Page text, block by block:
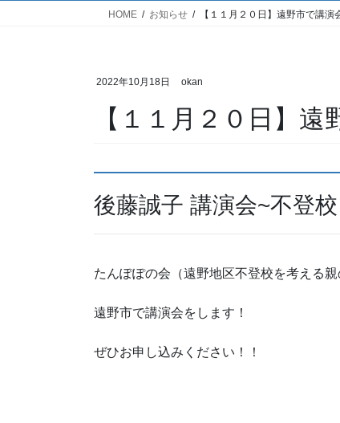
HOME お知らせ 【１１月２０日】遠野市で講演
2022年10月18日 okan
【１１月２０日】遠
後藤誠子 講演会~不登
たんぽぽの会（遠野地区不登校を考える
遠野市で講演会をします！
ぜひお申し込みください！！